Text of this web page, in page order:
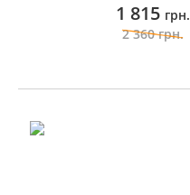
1 815 грн.
2 360грн.